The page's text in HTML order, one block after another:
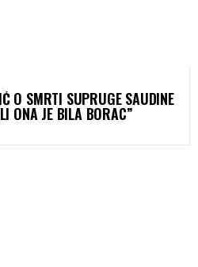
O SMRTI SUPRUGE SAUDINE
ONA JE BILA BORAC”